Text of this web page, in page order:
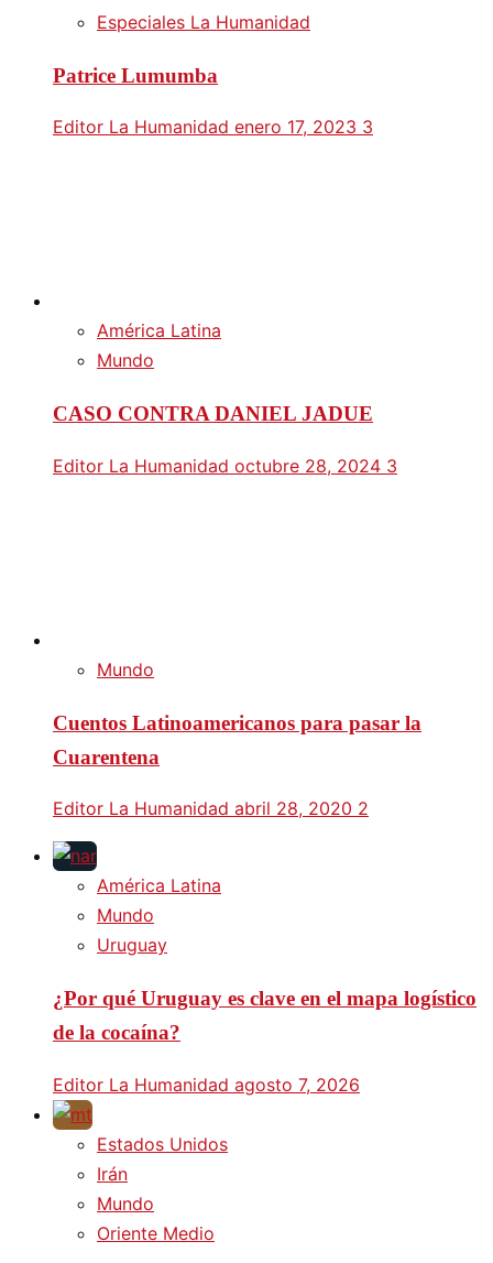
Especiales La Humanidad
Patrice Lumumba
Editor La Humanidad enero 17, 2023 3
América Latina
Mundo
CASO CONTRA DANIEL JADUE
Editor La Humanidad octubre 28, 2024 3
Mundo
Cuentos Latinoamericanos para pasar la
Cuarentena
Editor La Humanidad abril 28, 2020 2
América Latina
Mundo
Uruguay
¿Por qué Uruguay es clave en el mapa logístico
de la cocaína?
Editor La Humanidad agosto 7, 2026
Estados Unidos
Irán
Mundo
Oriente Medio